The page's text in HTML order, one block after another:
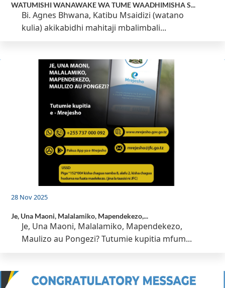
WATUMISHI WANAWAKE WA TUME WAADHIMISHA S...
Bi. Agnes Bhwana, Katibu Msaidizi (watano
kulia) akikabidhi mahitaji mbalimbali...
28 Nov 2025
Je, Una Maoni, Malalamiko, Mapendekezo,...
Je, Una Maoni, Malalamiko, Mapendekezo,
Maulizo au Pongezi? Tutumie kupitia mfum...